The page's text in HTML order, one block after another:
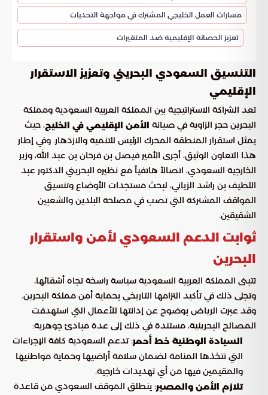
مسارات العمل الخليجي المشترك في مواجهة التحديات
تعزيز الحصانة الإقليمية ضد المتغيرات
التنسيق السعودي البحريني وتعزيز الاستقرار
الإقليمي
تعد الشراكة الاستراتيجية بين المملكة العربية السعودية ومملكة
البحرين حجر الزاوية في صيانة الأمن الإقليمي في الخليج، حيث
يمثل استقرار المنطقة المحرك الرئيس للتنمية والازدهار. وفي إطار
هذا التعاون الوثيق، أجرى الأمير فيصل بن فرحان بن عبد الله، وزير
الخارجية السعودي، اتصالاً هاتفياً مع نظيره البحريني الدكتور عبد
اللطيف بن راشد الزياني، لبحث مستجدات الأوضاع وتنسيق
المواقف المشتركة التي تصب في مصلحة البلدين والشعبين
الشقيقين.
ثوابت الدعم السعودي لأمن واستقرار
البحرين
تتبنى المملكة العربية السعودية سياسة راسخة تجاه أشقائها،
وتجلى ذلك في تأكيد التزامها التاريخي بحماية أمن مملكة البحرين.
وقد عبرت الرياض بوضوح عن إدانتها للأعمال التي استهدفت
المصالح البحرينية، مستندة في ذلك إلى عدة مبادئ جوهرية:
السيادة الوطنية خط أحمر: تدعم السعودية كافة الإجراءات
التي تتخذها المنامة لضمان سلامة أراضيها وحماية مواطنيها
والمقيمين فيها من أي تهديدات خارجية.
تلازم الأمن والمصير: ينطلق الموقف السعودي من قاعدة